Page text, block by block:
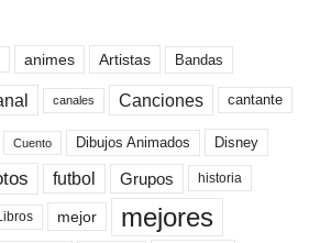
animes Artistas Bandas
canales Canciones cantante
Cuento Dibujos Animados Disney
futbol Grupos historia
Libros mejor mejores